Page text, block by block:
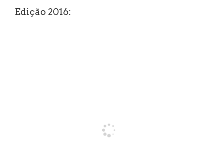
Edição 2016: